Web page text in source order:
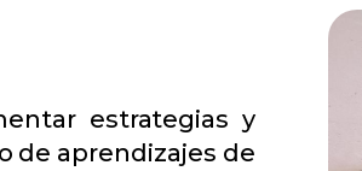
estrategias y
de aprendizajes de